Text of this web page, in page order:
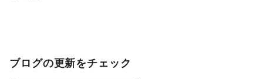
ブログの更新をチェック